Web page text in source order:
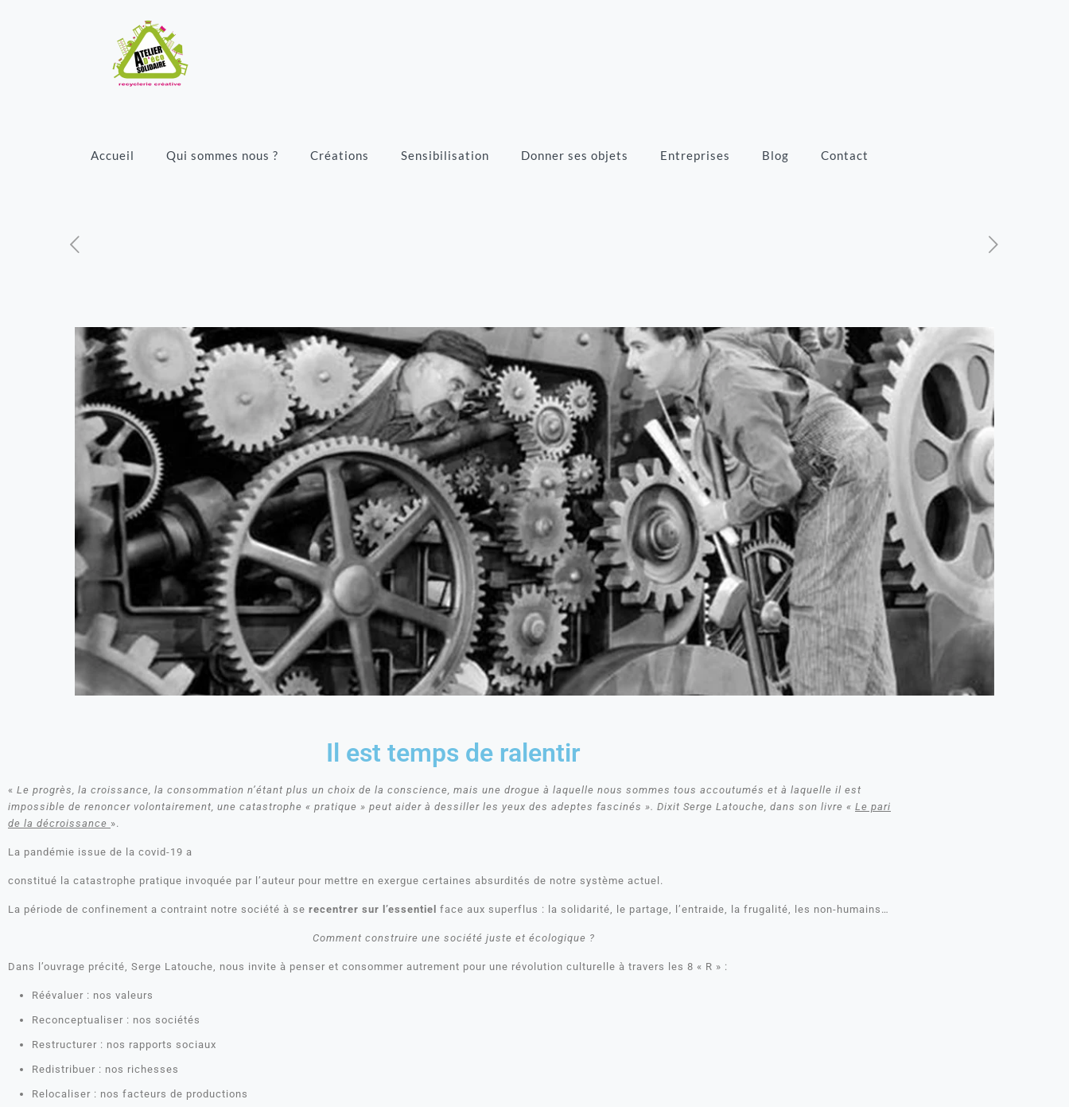
Accueil Qui sommes nous ? Créations Sensibilisation Donner ses objets Entreprises Blog Contact
Il est temps de ralentir
« Le progrès, la croissance, la consommation n’étant plus un choix de la conscience, mais une drogue à laquelle nous sommes tous accoutumés et à laquelle il est
impossible de renoncer volontairement, une catastrophe « pratique » peut aider à dessiller les yeux des adeptes fascinés ». Dixit Serge Latouche, dans son livre « Le pari
de la décroissance ».
La pandémie issue de la covid-19 a
constitué la catastrophe pratique invoquée par l’auteur pour mettre en exergue certaines absurdités de notre système actuel.
La période de confinement a contraint notre société à se recentrer sur l’essentiel face aux superflus : la solidarité, le partage, l’entraide, la frugalité, les non-humains…
Comment construire une société juste et écologique ?
Dans l’ouvrage précité, Serge Latouche, nous invite à penser et consommer autrement pour une révolution culturelle à travers les 8 « R » :
Réévaluer : nos valeurs
Reconceptualiser : nos sociétés
Restructurer : nos rapports sociaux
Redistribuer : nos richesses
Relocaliser : nos facteurs de productions